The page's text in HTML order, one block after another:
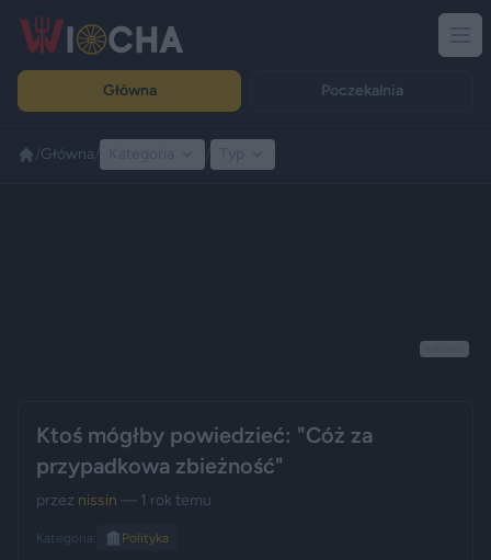
Główna Poczekalnia
Główna
Ktoś mógłby powiedzieć: "Cóż za
przypadkowa zbieżność"
przez nissin — 1 rok temu
Kategoria: 🏛️ Polityka